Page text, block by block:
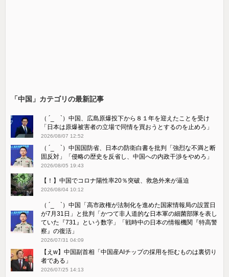
「中国」カテゴリの最新記事
（ ´_ゝ`）中国、広島原爆投下から８１年を迎えたことを受け
「日本は原爆被害者の立場で同情を買おうとするのを止めろ」
2026/08/07 12:52
（ ´_ゝ`）中国国防省、日本の防衛白書を批判「強烈な不満と断
固反対」「侵略の歴史を反省し、中国への内政干渉をやめろ」
2026/08/05 19:43
【！】中国でコロナ陽性率20％突破、救急外来が逼迫
2026/08/04 10:12
（ ´_ゝ`）中国「高市政権が法制化を進めた国家情報局の設置日
が7月31日」と批判「かつて非人道的な日本軍の細菌部隊を表し
ていた『731』という数字」「戦時中の日本の情報機関『特高警
察』の復活」
2026/07/31 04:09
【えw】中国副首相「中国産AIチップの採用を拒むものは裏切り
者である」
2026/07/25 14:13